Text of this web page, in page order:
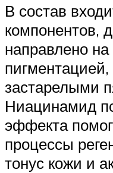
В состав
компонентов,
направлено
застарелыми
Ниацинамид
эффекта
процессы
тонус кожи и